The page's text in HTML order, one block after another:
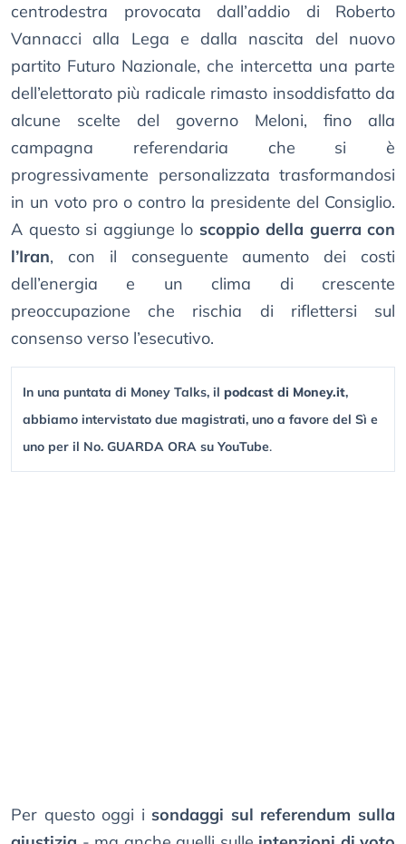
centrodestra provocata dall’addio di Roberto
Vannacci alla Lega e dalla nascita del nuovo
partito Futuro Nazionale, che intercetta una parte
dell’elettorato più radicale rimasto insoddisfatto da
alcune scelte del governo Meloni, fino alla
campagna referendaria che si è
progressivamente personalizzata trasformandosi
in un voto pro o contro la presidente del Consiglio.
A questo si aggiunge lo scoppio della guerra con
l’Iran, con il conseguente aumento dei costi
dell’energia e un clima di crescente
preoccupazione che rischia di riflettersi sul
consenso verso l’esecutivo.
In una puntata di Money Talks, il podcast di Money.it,
abbiamo intervistato due magistrati, uno a favore del Sì e
uno per il No. GUARDA ORA su YouTube.
Per questo oggi i sondaggi sul referendum sulla